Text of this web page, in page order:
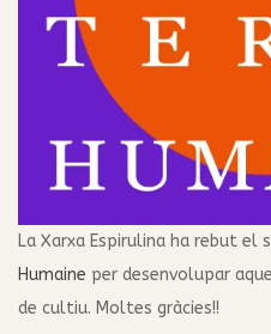
La Xarxa Espirulina ha rebut el
Humaine per desenvolupar
de cultiu. Moltes gràcies!!